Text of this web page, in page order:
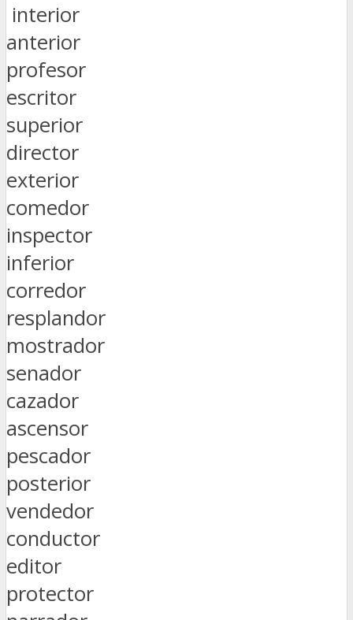
interior
anterior
profesor
escritor
superior
director
exterior
comedor
inspector
inferior
corredor
resplandor
mostrador
senador
cazador
ascensor
pescador
posterior
vendedor
conductor
editor
protector